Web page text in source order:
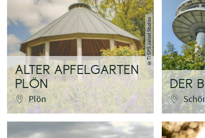
©
TI GPS Jalost Studios
ALTER APFELGARTEN
PLÖN
Plön
DER